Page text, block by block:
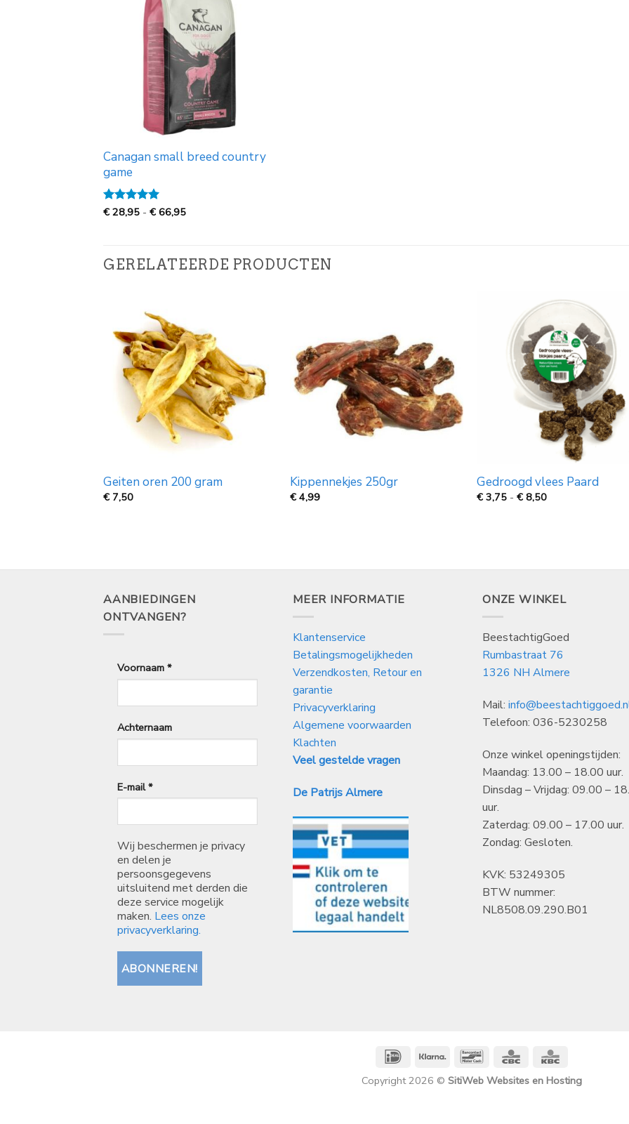
Canagan small breed country
game
Gewaardeerd
€ 28,95 - € 66,95Prijsklasse:
66,95
GERELATEERDE PRODUCTEN
Geiten oren 200 gram
€ 7,50
Kippennekjes 250gr
€4,99
Gedroogd vlees Paard
€3,75 - €8,50Prijsklasse:
AANBIEDINGEN
ONTVANGEN?
Voornaam *
Achternaam
E-mail*
Wij beschermen je privacy
en delen je
persoonsgegevens
uitsluitend met derden die
deze service mogelijk
maken. Lees onze
privacyverklaring.
MEER INFORMATIE
Klantenservice
Betalingsmogelijkheden
Verzendkosten, Retour en
garantie
Privacyverklaring
Algemene voorwaarden
Klachten
Veel gestelde vragen
De Patrijs Almere
ONZE WINKEL
BeestachtigGoed
Rumbastraat 76
1326 NH Almere
Mail:
Telefoon: 036-5230258
Onze winkel openingstijden:
Maandag: 13.00 – 18.00 uur.
Dinsdag – Vrijdag: 09.00 –
uur.
Zaterdag: 09.00 – 17.00 uur.
Zondag: Gesloten.
KVK: 53249305
BTW nummer:
NL8508.09.290.B01
IDeal Klarna BancontactCBC
Copyright 2026 © SitiWeb Websites en Hosting